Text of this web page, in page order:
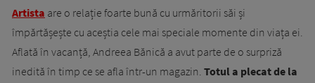
Artista are o relație foarte bună cu urmăritorii săi și
împărtășește cu aceștia cele mai speciale momente din viața ei.
Aflată în vacanță, Andreea Bănică a avut parte de o surpriză
inedită în timp ce se afla într-un magazin. Totul a plecat de la